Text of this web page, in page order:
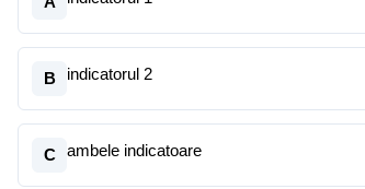
B indicatorul 2
C ambele indicatoare